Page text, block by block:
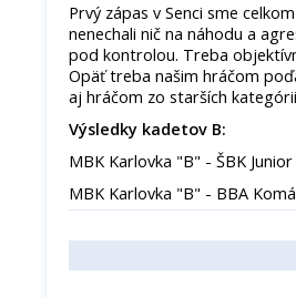
Prvý zápas v Senci sme
nenechali nič na náhodu a
pod kontrolou. Treba
Opäť treba našim hráčom
aj hráčom zo starších
Výsledky kadetov B:
MBK Karlovka "B" - ŠBK
MBK Karlovka "B" - BBA